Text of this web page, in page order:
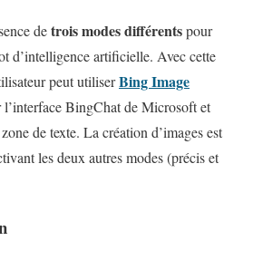
detrois modes différentspour
d’intelligence artificielle. Avec cette
peut utiliserBing Image
l’interface BingChat de Microsoft et
de texte. La création d’images est
les deux autres modes (précis et